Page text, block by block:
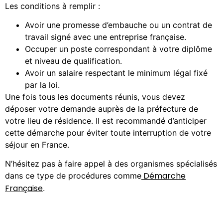
Les conditions à remplir :
Avoir une promesse d’embauche ou un contrat de
travail signé avec une entreprise française.
Occuper un poste correspondant à votre diplôme
et niveau de qualification.
Avoir un salaire respectant le minimum légal fixé
par la loi.
Une fois tous les documents réunis, vous devez
déposer votre demande auprès de la préfecture de
votre lieu de résidence. Il est recommandé d’anticiper
cette démarche pour éviter toute interruption de votre
séjour en France.
N’hésitez pas à faire appel à des organismes spécialisés
dans ce type de procédures comme Démarche
Française.